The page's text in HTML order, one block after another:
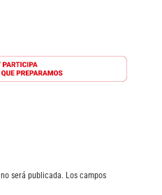
será publicada. Los campos